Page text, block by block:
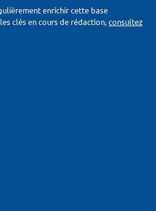
enrichir cette base
clés en cours de rédaction,consultez